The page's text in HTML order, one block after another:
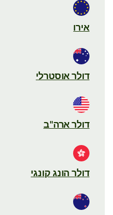
אירו
דולר אוסטרלי
דולר ארה"ב
דולר הונג קונגי